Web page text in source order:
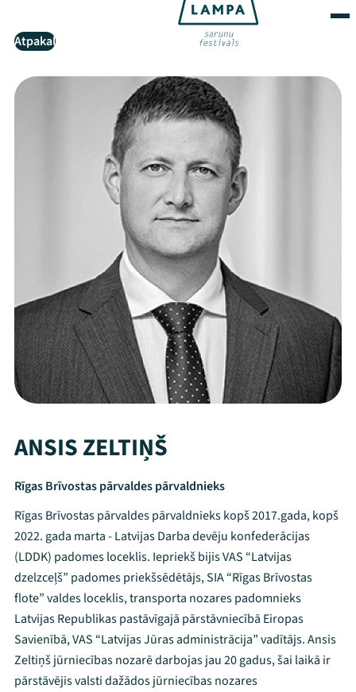
Atpakaļ
ANSIS ZELTIŅŠ
Rīgas Brīvostas pārvaldes pārvaldnieks
Rīgas Brīvostas pārvaldes pārvaldnieks kopš 2017.gada, kopš
2022. gada marta - Latvijas Darba devēju konfederācijas
(LDDK) padomes loceklis. Iepriekš bijis VAS “Latvijas
dzelzceļš” padomes priekšsēdētājs, SIA “Rīgas Brīvostas
flote” valdes loceklis, transporta nozares padomnieks
Latvijas Republikas pastāvīgajā pārstāvniecībā Eiropas
Savienībā, VAS “Latvijas Jūras administrācija” vadītājs. Ansis
Zeltiņš jūrniecības nozarē darbojas jau 20 gadus, šai laikā ir
pārstāvējis valsti dažādos jūrniecības nozares